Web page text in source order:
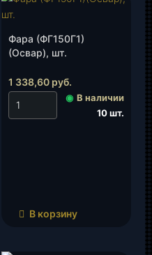
Фара (ФГ150Г1)
(Освар), шт.
1 338,60 руб.
◉ В наличии
10 шт.
В корзину